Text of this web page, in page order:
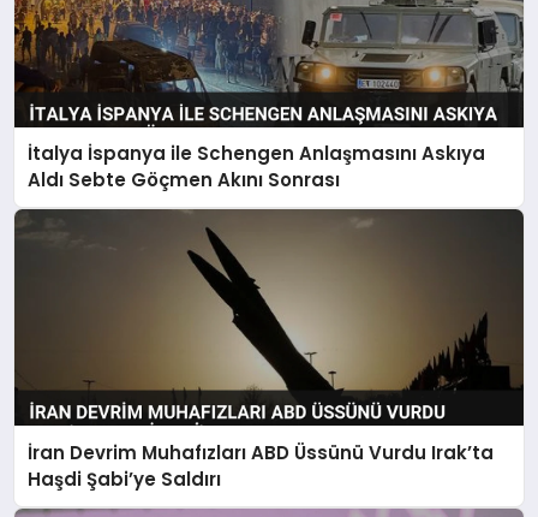
İtalya İspanya ile Schengen Anlaşmasını Askıya
Aldı Sebte Göçmen Akını Sonrası
İran Devrim Muhafızları ABD Üssünü Vurdu Irak’ta
Haşdi Şabi’ye Saldırı